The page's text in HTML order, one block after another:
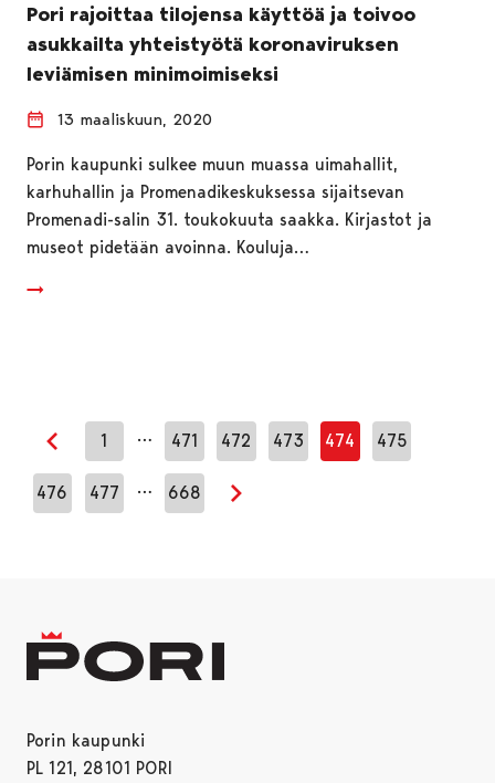
Pori rajoittaa tilojensa käyttöä ja toivoo
asukkailta yhteistyötä koronaviruksen
leviämisen minimoimiseksi
13 maaliskuun, 2020
Porin kaupunki sulkee muun muassa uimahallit,
karhuhallin ja Promenadikeskuksessa sijaitsevan
Promenadi-salin 31. toukokuuta saakka. Kirjastot ja
museot pidetään avoinna. Kouluja…
Edellinen sivu
1 … 471 472 473 474 475
476 477 … 668
Seuraava sivu
Porin kaupunki
PL 121, 28101 PORI